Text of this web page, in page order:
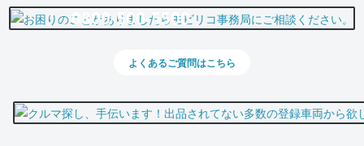
0800-500-5500
よくあるご質問はこちら